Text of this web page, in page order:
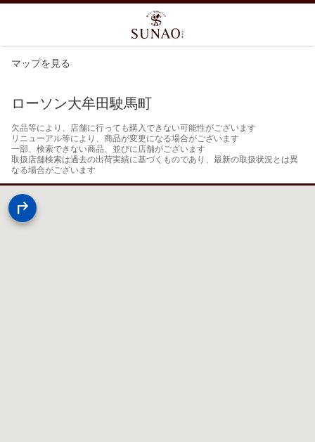
マップを見る
ローソン大牟田駛馬町
欠品等により、店舗に行っても購入できない可能性がございます
リニューアル等により、商品が変更になる場合がございます
一部、検索できない商品、並びに店舗がございます
取扱店舗検索は過去の出荷実績に基づくものであり、最新の取扱状況とは異
なる場合がございます